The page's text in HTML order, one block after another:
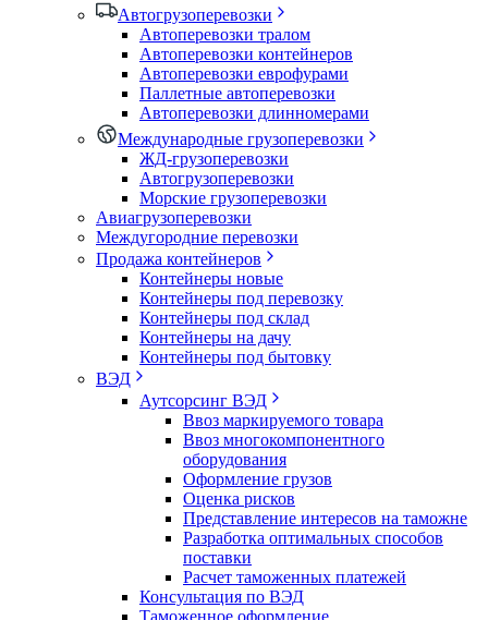
Автогрузоперевозки
Автоперевозки тралом
Автоперевозки контейнеров
Автоперевозки еврофурами
Паллетные автоперевозки
Автоперевозки длинномерами
Международные грузоперевозки
ЖД-грузоперевозки
Автогрузоперевозки
Морские грузоперевозки
Авиагрузоперевозки
Междугородние перевозки
Продажа контейнеров
Контейнеры новые
Контейнеры под перевозку
Контейнеры под склад
Контейнеры на дачу
Контейнеры под бытовку
ВЭД
Аутсорсинг ВЭД
Ввоз маркируемого товара
Ввоз многокомпонентного
оборудования
Оформление грузов
Оценка рисков
Представление интересов на таможне
Разработка оптимальных способов
поставки
Расчет таможенных платежей
Консультация по ВЭД